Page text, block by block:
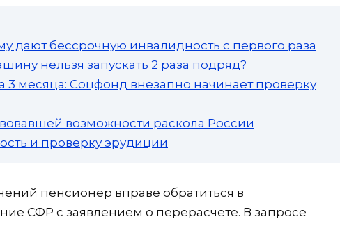
дают бессрочную инвалидность с первого раза
нельзя запускать 2 раза подряд?
3 месяца: Соцфонд внезапно начинает проверку
возможности раскола России
и проверку эрудиции
пенсионер вправе обратиться в
СФР с заявлением о перерасчете. В запросе